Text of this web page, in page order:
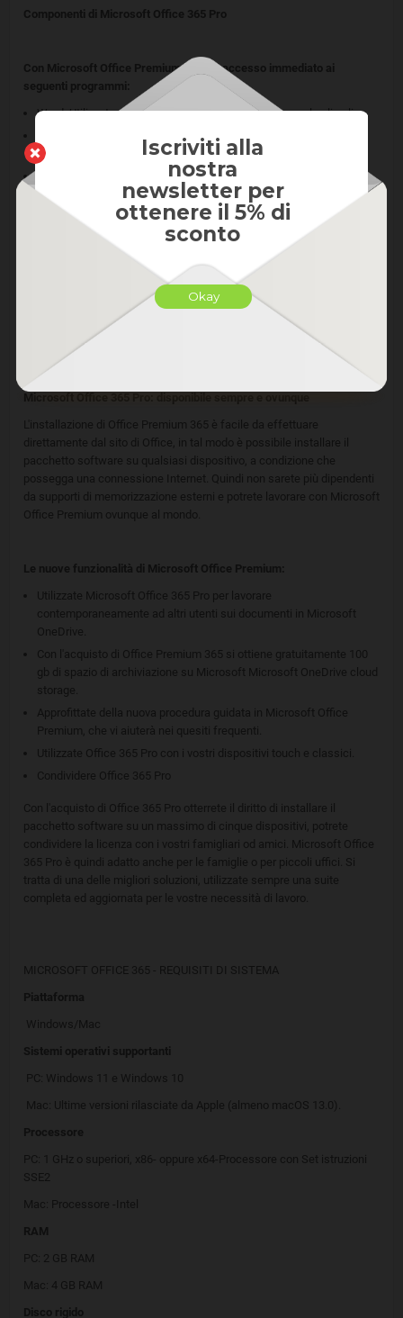
Componenti di Microsoft Office 365 Pro
Con Microsoft Office Premium, avrete accesso immediato ai
seguenti programmi:
Word. Utilizzato per creare documenti, modificare e salvarli online.
Excel. Strumento completo per fogli di calcolo, tabelle, grafici,
contabilità e simili.
OneNote. Il vostro blocco appunti virtuale.
Outlook. Per facilitare la gestione delle e-mail e contatti.
PowerPoint. Per creare presentazioni dinamiche, moderne, sia
come privato che come azienda.
Publisher. Per la progettazione di moderne brochure, volantini o
Office 365 Pro, è adatto sia a lavoro d’ufficio che a quello privato.
L’interfaccia intuitiva in tutte le applicazioni di Microsoft Office
Premium garantisce un utilizzo rapido e semplificato.
L'installazione di Office Premium 365 è facile da effettuare
direttamente dal sito di Office, in tal modo è possibile installare il
pacchetto software su qualsiasi dispositivo, a condizione che
possegga una connessione Internet. Quindi non sarete più dipendenti
da supporti di memorizzazione esterni e potrete lavorare con Microsoft
Office Premium ovunque al mondo.
Le nuove funzionalità di Microsoft Office Premium:
Utilizzate Microsoft Office 365 Pro per lavorare
contemporaneamente ad altri utenti sui documenti in Microsoft
OneDrive.
Con l'acquisto di Office Premium 365 si ottiene gratuitamente 100
gb di spazio di archiviazione su Microsoft Microsoft OneDrive cloud
storage.
Approfittate della nuova procedura guidata in Microsoft Office
Premium, che vi aiuterà nei quesiti frequenti.
Utilizzate Office 365 Pro con i vostri dispositivi touch e classici.
Condividere Office 365 Pro
Con l'acquisto di Office 365 Pro otterrete il diritto di installare il
pacchetto software su un massimo di cinque dispositivi, potrete
condividere la licenza con i vostri famigliari od amici. Microsoft Office
365 Pro è quindi adatto anche per le famiglie o per piccoli uffici. Si
tratta di una delle migliori soluzioni, utilizzate sempre una suite
completa ed aggiornata per le vostre necessità di lavoro.
MICROSOFT OFFICE 365 - REQUISITI DI SISTEMA
Piattaforma
Windows/Mac
Sistemi operativi supportanti
PC: Windows 11 e Windows 10
Mac: Ultime versioni rilasciate da Apple (almeno macOS 13.0).
Processore
PC: 1 GHz o superiori, x86- oppure x64-Processore con Set istruzioni
SSE2
Mac: Processore -Intel
RAM
PC: 2 GB RAM
Mac: 4 GB RAM
Disco rigido
Iscriviti alla
nostra
newsletter per
ottenere il 5% di
sconto
Okay